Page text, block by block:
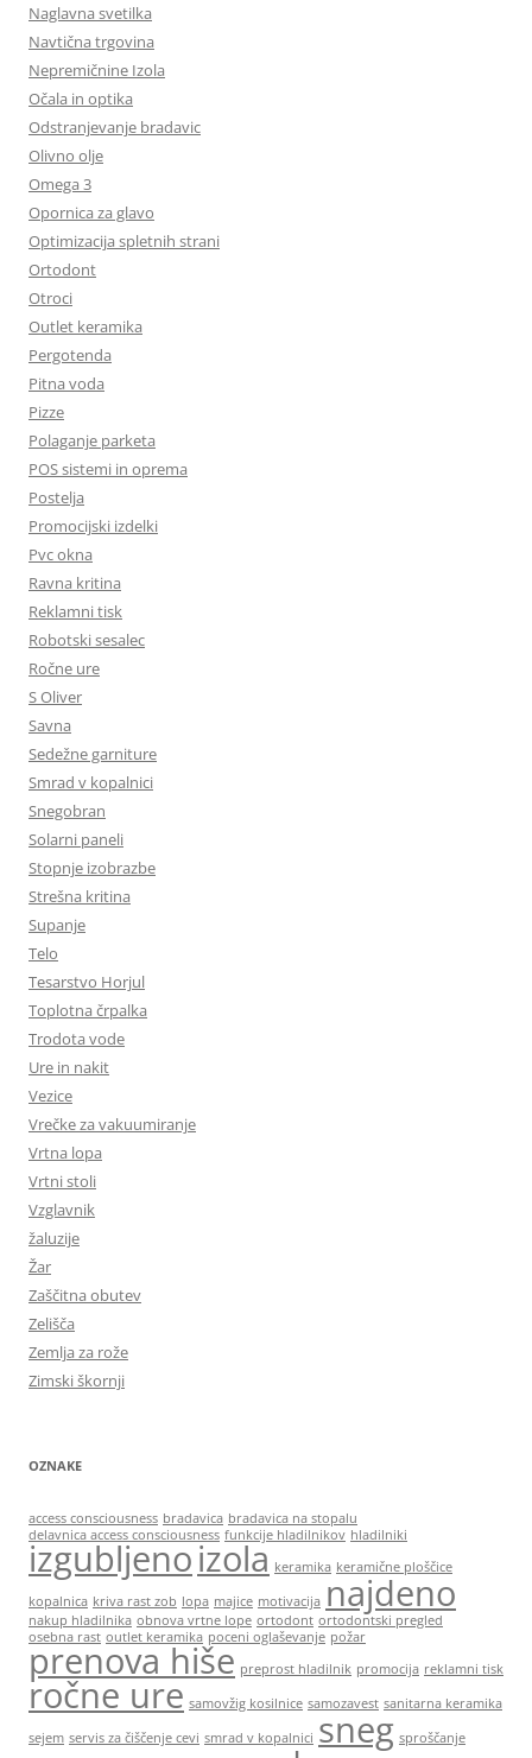
Naglavna svetilka
Navtična trgovina
Nepremičnine Izola
Očala in optika
Odstranjevanje bradavic
Olivno olje
Omega 3
Opornica za glavo
Optimizacija spletnih strani
Ortodont
Otroci
Outlet keramika
Pergotenda
Pitna voda
Pizze
Polaganje parketa
POS sistemi in oprema
Postelja
Promocijski izdelki
Pvc okna
Ravna kritina
Reklamni tisk
Robotski sesalec
Ročne ure
S Oliver
Savna
Sedežne garniture
Smrad v kopalnici
Snegobran
Solarni paneli
Stopnje izobrazbe
Strešna kritina
Supanje
Telo
Tesarstvo Horjul
Toplotna črpalka
Trodota vode
Ure in nakit
Vezice
Vrečke za vakuumiranje
Vrtna lopa
Vrtni stoli
Vzglavnik
žaluzije
Žar
Zaščitna obutev
Zelišča
Zemlja za rože
Zimski škornji
OZNAKE
access consciousness bradavica bradavica na stopalu
delavnica access consciousness funkcije hladilnikov hladilniki
izgubljenoizola keramika keramične ploščice
kopalnica kriva rast zob lopa majice motivacija najdeno
nakup hladilnika obnova vrtne lope ortodont ortodontski pregled
osebna rast outlet keramika poceni oglaševanje požar
prenova hiše preprost hladilnik promocija reklamni tisk
ročne ure samovžig kosilnice samozavest sanitarna keramika
sejem servis za čiščenje cevi smrad v kopalnici sneg sproščanje